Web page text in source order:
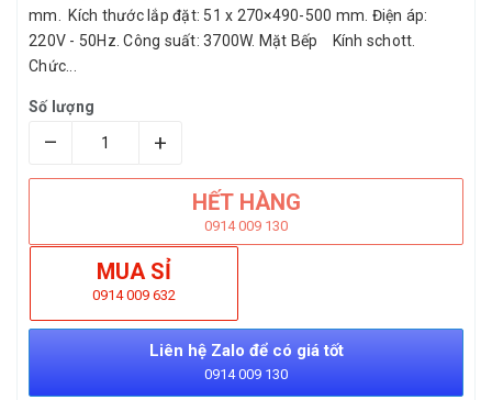
mm. Kích thước lắp đặt: 51 x 270×490-500 mm. Điện áp:
220V - 50Hz. Công suất: 3700W. Mặt Bếp Kính schott.
Chức...
Số lượng
– +
HẾT HÀNG
0914 009 130
MUA SỈ
0914 009 632
Liên hệ Zalo để có giá tốt
0914 009 130